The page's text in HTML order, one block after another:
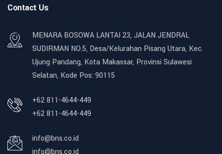
Contact Us
MENARA BOSOWA LANTAI 23, JALAN JENDRAL
SUDIRMAN NO.5, Desa/Kelurahan Pisang Utara, Kec.
Ujung Pandang, Kota Makassar, Provinsi Sulawesi
Selatan, Kode Pos: 90115
+62 811-4644-449
+62 811-4644-449
info@bns.co.id
info@bns.co.id